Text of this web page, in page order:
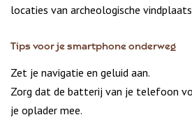
locaties van archeologische
Tips voor je smartphone onderweg
Zet je navigatie en geluid aan.
Zorg dat de batterij van je telefoon
je oplader mee.